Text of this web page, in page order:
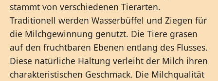
stammt von verschiedenen Tierarten.
Traditionell werden Wasserbüffel und Ziegen für
die Milchgewinnung genutzt. Die Tiere grasen
auf den fruchtbaren Ebenen entlang des Flusses.
Diese natürliche Haltung verleiht der Milch ihren
charakteristischen Geschmack. Die Milchqualität